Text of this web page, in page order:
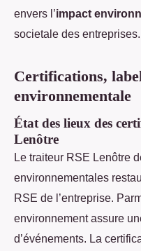
envers l’impact
societale des entreprises.
Certifications,
environnementale
État des lieux des
Lenôtre
Le traiteur RSE Lenôtre
environnementales
RSE de l’entreprise.
environnement assure
d’événements. La